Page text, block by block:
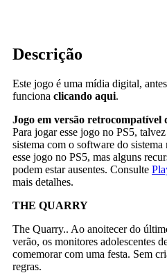
Descrição
Este jogo é uma mídia digital,
funciona clicando aqui.
Jogo em versão retrocompatível
Para jogar esse jogo no PS5,
sistema com o software do
esse jogo no PS5, mas alguns
podem estar ausentes. Consulte
mais detalhes.
THE QUARRY
The Quarry.. Ao anoitecer do
verão, os monitores adolescentes
comemorar com uma festa. Sem
regras.